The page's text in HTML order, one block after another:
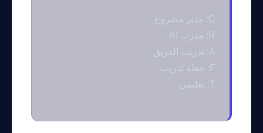
C: مدير مشروع
R: مدرب AI
A: تدريب الفريق
F: خطة تدريب
T: تعليمي